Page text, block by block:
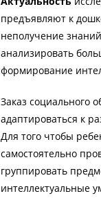
предъявляют к
неполучение
анализировать
формирование
Заказ социального
адаптироваться к
Для того чтобы
самостоятельно
группировать
интеллектуальные